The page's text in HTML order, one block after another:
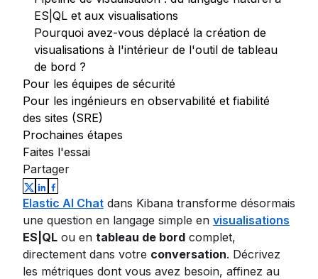
ES|QL et aux visualisations
Pourquoi avez-vous déplacé la création de
visualisations à l'intérieur de l'outil de tableau
de bord ?
Pour les équipes de sécurité
Pour les ingénieurs en observabilité et fiabilité
des sites (SRE)
Prochaines étapes
Faites l'essai
Partager
Elastic AI Chat dans Kibana transforme désormais
une question en langage simple en visualisations
ES|QL ou en tableau de bord complet,
directement dans votre conversation. Décrivez
les métriques dont vous avez besoin, affinez au